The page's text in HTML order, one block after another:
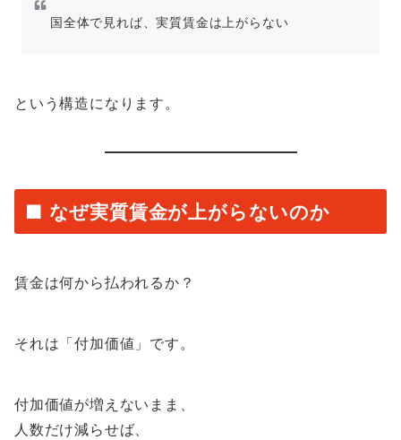
国全体で見れば、実質賃金は上がらない
という構造になります。
■ なぜ実質賃金が上がらないのか
賃金は何から払われるか？
それは「付加価値」です。
付加価値が増えないまま、
人数だけ減らせば、